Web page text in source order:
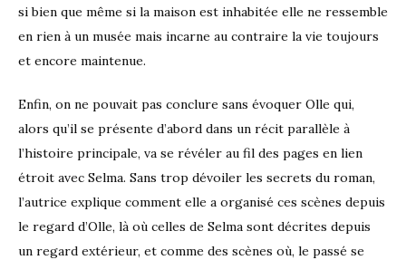
si bien que même si la maison est inhabitée elle ne ressemble
en rien à un musée mais incarne au contraire la vie toujours
et encore maintenue.
Enfin, on ne pouvait pas conclure sans évoquer Olle qui,
alors qu’il se présente d’abord dans un récit parallèle à
l’histoire principale, va se révéler au fil des pages en lien
étroit avec Selma. Sans trop dévoiler les secrets du roman,
l’autrice explique comment elle a organisé ces scènes depuis
le regard d’Olle, là où celles de Selma sont décrites depuis
un regard extérieur, et comme des scènes où, le passé se